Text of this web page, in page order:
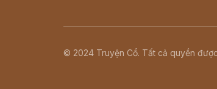
© 2024 Truyện Cổ. Tất cả quyền